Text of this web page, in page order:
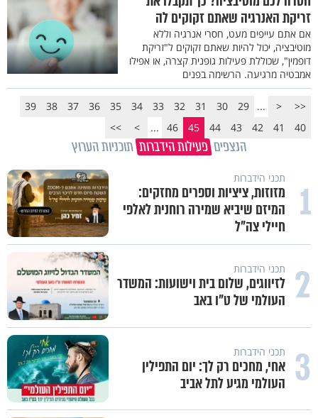
זריקת האנרגיה שאתם זקוקים לה
אם אתם עייפים מעט, חסרי אנרגיה וללא
מוטיבציה, יכול להיות שאתם זקוקים ל"זריקת
דופמין", שכוללת פעילות גופנית קצרה, או אפילו
אמבטיה מרגיעה. הרשימה בפנים
<<
<
...
29
30
31
32
33
34
35
36
37
38
39
40
41
42
43
44
45
46
...
>
>>
הנצפים פעילות הידברות תוכניות הערוץ
1 תכני הידברות
מזוזות, ציציות וספרים מחזקים:
המיזם שיביא שמירה רוחנית לאלפי
חיילי צה"ל
2 תכני הידברות
לזיווגים, שלום בית וישועות: המשדר
העולמי של ט"ו באב
3 תכני הידברות
אחי, מחכים רק לך: יום התפילין
העולמי מגיע לתל אביב